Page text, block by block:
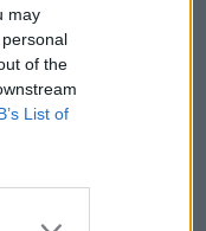
may
of the
List of